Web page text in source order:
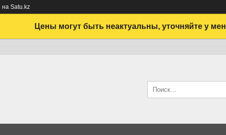
на Satu.kz
Цены могут быть неактуальны, уточняйте у